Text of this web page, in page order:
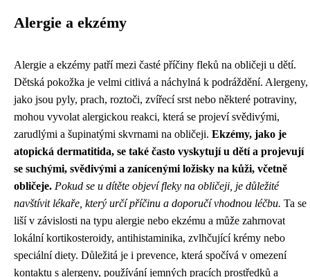
Alergie a ekzémy
Alergie a ekzémy patří mezi časté příčiny fleků na obličeji u dětí.
Dětská pokožka je velmi citlivá a náchylná k podráždění. Alergeny,
jako jsou pyly, prach, roztoči, zvířecí srst nebo některé potraviny,
mohou vyvolat alergickou reakci, která se projeví svědivými,
zarudlými a šupinatými skvrnami na obličeji. Ekzémy, jako je
atopická dermatitida, se také často vyskytují u dětí a projevují
se suchými, svědivými a zanícenými ložisky na kůži, včetně
obličeje. Pokud se u dítěte objeví fleky na obličeji, je důležité
navštívit lékaře, který určí příčinu a doporučí vhodnou léčbu. Ta se
liší v závislosti na typu alergie nebo ekzému a může zahrnovat
lokální kortikosteroidy, antihistaminika, zvlhčující krémy nebo
speciální diety. Důležitá je i prevence, která spočívá v omezení
kontaktu s alergeny, používání jemných pracích prostředků a